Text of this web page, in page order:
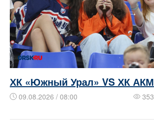
ХК «Южный Урал» VS ХК АКМ
09.08.2026 / 08:00 353